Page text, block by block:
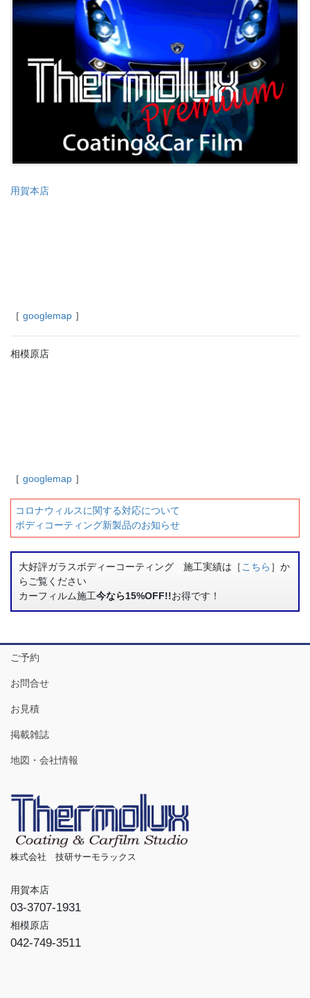
用賀本店
［ googlemap ］
相模原店
［ googlemap ］
コロナウィルスに関する対応について
ボディコーティング新製品のお知らせ
大好評ガラスボディーコーティング 施工実績は［ こちら ］か
らご覧ください
カーフィルム施工今なら15%OFF!!お得です！
ご予約
お問合せ
お見積
掲載雑誌
地図・会社情報
株式会社 技研サーモラックス
用賀本店
03-3707-1931
相模原店
042-749-3511